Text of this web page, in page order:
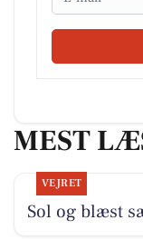
MEST
VEJRET
Sol og blæst